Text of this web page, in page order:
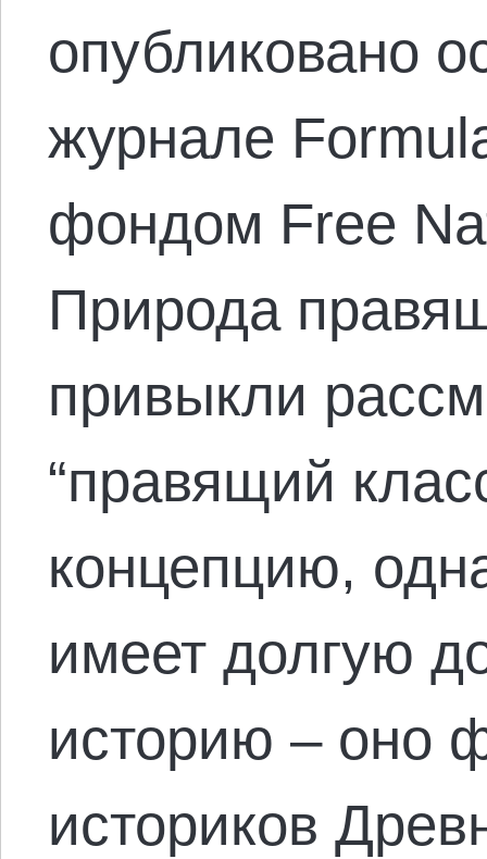
опубликовано
журнале
фондом Free
Природа
привыкли
“правящий
концепцию,
имеет долгую
историю – оно
историков